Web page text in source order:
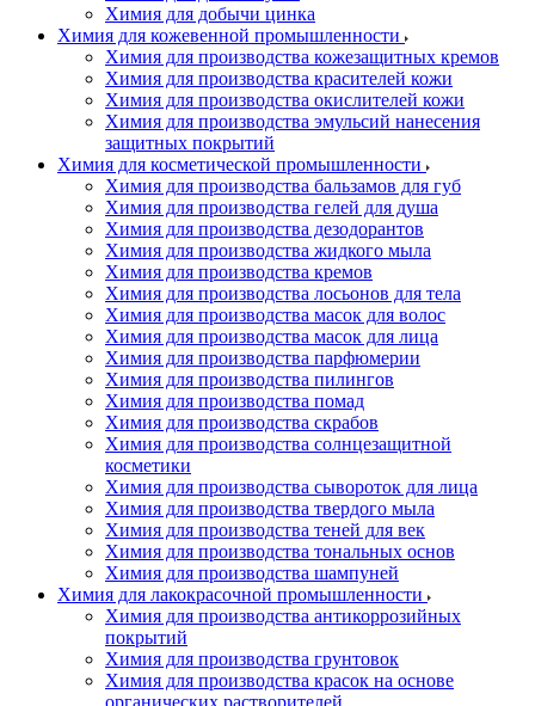
Химия для добычи цинка
Химия для кожевенной промышленности
Химия для производства кожезащитных кремов
Химия для производства красителей кожи
Химия для производства окислителей кожи
Химия для производства эмульсий нанесения
защитных покрытий
Химия для косметической промышленности
Химия для производства бальзамов для губ
Химия для производства гелей для душа
Химия для производства дезодорантов
Химия для производства жидкого мыла
Химия для производства кремов
Химия для производства лосьонов для тела
Химия для производства масок для волос
Химия для производства масок для лица
Химия для производства парфюмерии
Химия для производства пилингов
Химия для производства помад
Химия для производства скрабов
Химия для производства солнцезащитной
косметики
Химия для производства сывороток для лица
Химия для производства твердого мыла
Химия для производства теней для век
Химия для производства тональных основ
Химия для производства шампуней
Химия для лакокрасочной промышленности
Химия для производства антикоррозийных
покрытий
Химия для производства грунтовок
Химия для производства красок на основе
органических растворителей